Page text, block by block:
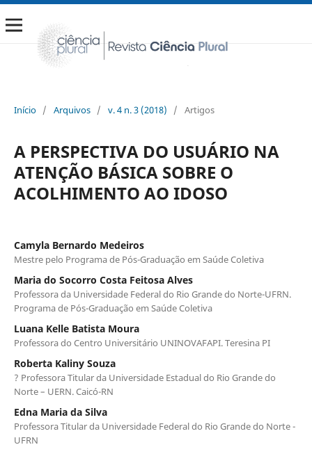
Início / Arquivos / v. 4 n. 3 (2018) / Artigos
A PERSPECTIVA DO USUÁRIO NA
ATENÇÃO BÁSICA SOBRE O
ACOLHIMENTO AO IDOSO
Camyla Bernardo Medeiros
Mestre pelo Programa de Pós-Graduação em Saúde Coletiva
Maria do Socorro Costa Feitosa Alves
Professora da Universidade Federal do Rio Grande do Norte-UFRN.
Programa de Pós-Graduação em Saúde Coletiva
Luana Kelle Batista Moura
Professora do Centro Universitário UNINOVAFAPI. Teresina PI
Roberta Kaliny Souza
? Professora Titular da Universidade Estadual do Rio Grande do
Norte – UERN. Caicó-RN
Edna Maria da Silva
Professora Titular da Universidade Federal do Rio Grande do Norte -
UFRN